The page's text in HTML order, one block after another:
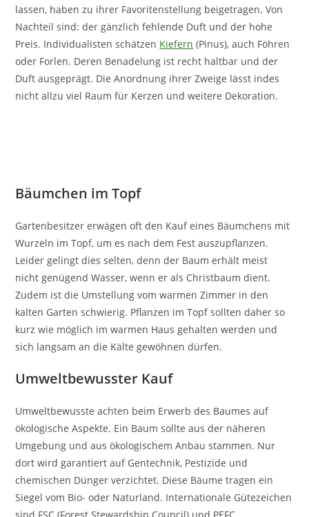
lassen, haben zu ihrer Favoritenstellung beigetragen. Von
Nachteil sind: der gänzlich fehlende Duft und der hohe
Preis. Individualisten schätzen Kiefern (Pinus), auch Föhren
oder Forlen. Deren Benadelung ist recht haltbar und der
Duft ausgeprägt. Die Anordnung ihrer Zweige lässt indes
nicht allzu viel Raum für Kerzen und weitere Dekoration.
Bäumchen im Topf
Gartenbesitzer erwägen oft den Kauf eines Bäumchens mit
Wurzeln im Topf, um es nach dem Fest auszupflanzen.
Leider gelingt dies selten, denn der Baum erhält meist
nicht genügend Wasser, wenn er als Christbaum dient.
Zudem ist die Umstellung vom warmen Zimmer in den
kalten Garten schwierig. Pflanzen im Topf sollten daher so
kurz wie möglich im warmen Haus gehalten werden und
sich langsam an die Kälte gewöhnen dürfen.
Umweltbewusster Kauf
Umweltbewusste achten beim Erwerb des Baumes auf
ökologische Aspekte. Ein Baum sollte aus der näheren
Umgebung und aus ökologischem Anbau stammen. Nur
dort wird garantiert auf Gentechnik, Pestizide und
chemischen Dünger verzichtet. Diese Bäume tragen ein
Siegel vom Bio- oder Naturland. Internationale Gütezeichen